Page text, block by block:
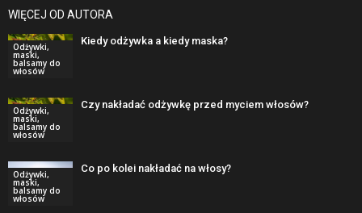
WIĘCEJ OD AUTORA
Odżywki,
maski,
balsamy do
włosów
Kiedy odżywka a kiedy maska?
Odżywki,
maski,
balsamy do
włosów
Czy nakładać odżywkę przed myciem włosów?
Odżywki,
maski,
balsamy do
włosów
Co po kolei nakładać na włosy?